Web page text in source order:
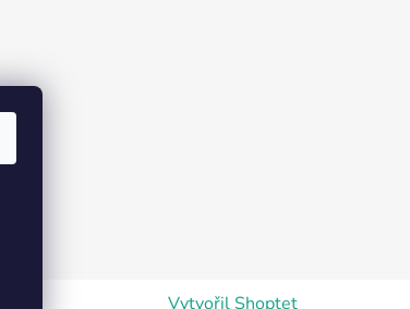
Vytvořil Shoptet